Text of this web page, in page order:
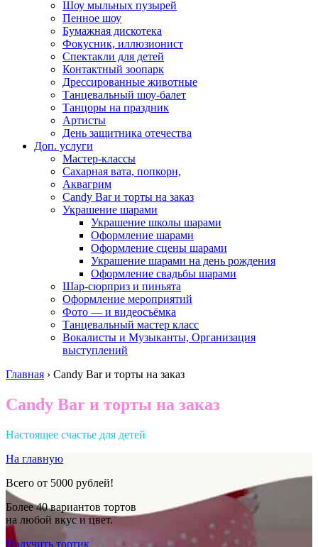
Шоу мыльных пузырей
Пенное шоу
Бумажная дискотека
Фокусник, иллюзионист
Спектакли для детей
Контактный зоопарк
Дрессированные животные
Танцевальный шоу-балет
Танцоры на праздник
Артисты
День защитника отечества
Доп. услуги
Мастер-классы
Сахарная вата, попкорн,
Аквагрим
Candy Bar и торты на заказ
Украшение шарами
Украшение школы шарами
Оформление шарами
Оформление сцены шарами
Украшение шарами на день рождения
Оформление свадьбы шарами
Шар-сюрприз и пиньята
Оформление мероприятий
Фото — и видеосъёмка
Танцевальный мастер класс
Вокалисты и Музыканты, Организация
выступлений
Главная › Candy Bar и торты на заказ
Candy Bar и торты на заказ
Настоящее счастье для детей
На главную
Всего от 5000 рублей!
Более 40 вариантов тортов
на любой вкус и цвет.
Получить тортик